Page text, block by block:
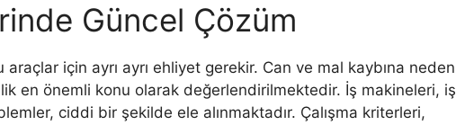
Güncel Çözüm
için ayrı ayrı ehliyet gerekir. Can ve mal kaybına neden
en önemli konu olarak değerlendirilmektedir. İş makineleri, iş
ciddi bir şekilde ele alınmaktadır. Çalışma kriterleri,